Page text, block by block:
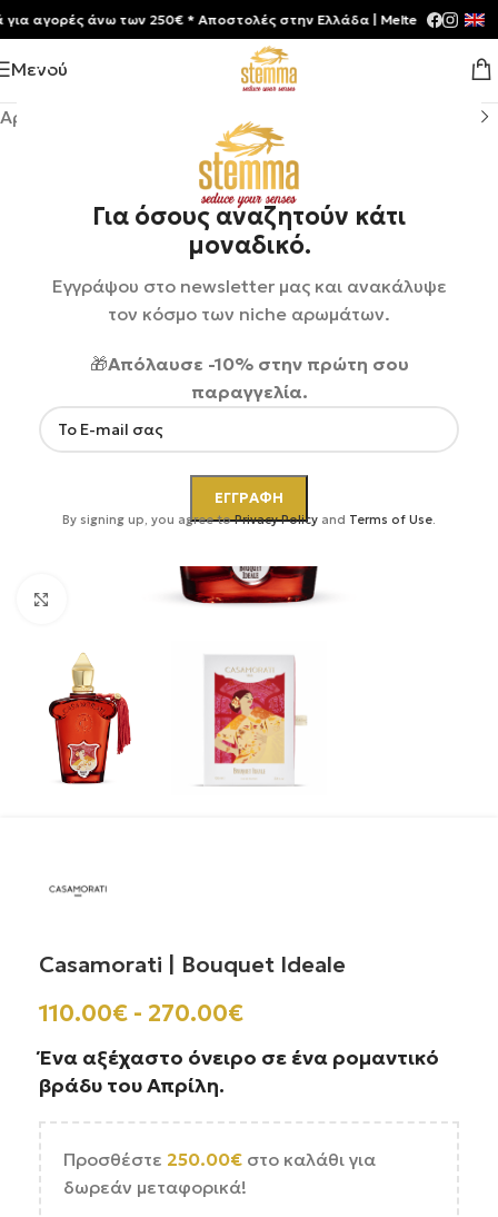
Για όσους αναζητούν κάτι
μοναδικό.
Εγγράψου στο newsletter μας και ανακάλυψε
τον κόσμο των niche αρωμάτων.
🎁Απόλαυσε -10% στην πρώτη σου
παραγγελία.
By signing up, you agree toPrivacy Policy and Terms of Use.
Μενού
Αρχική σελίδα Αρώματα
Κάντε κλικ για μεγέθυνση
Casamorati | Bouquet Ideale
110.00€ - 270.00€
Ένα αξέχαστο όνειρο σε ένα ρομαντικό
βράδυ του Απρίλη.
Προσθέστε 250.00€ στο καλάθι για
δωρεάν μεταφορικά!
αγορές άνω των 250€ * Aποστολές στην Ελλάδα | Meltemia Exclusive